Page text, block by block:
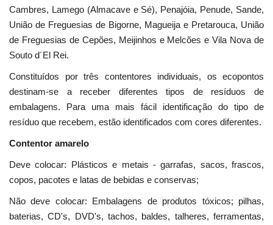
Cambres, Lamego (Almacave e Sé), Penajóia, Penude, Sande,
União de Freguesias de Bigorne, Magueija e Pretarouca, União
de Freguesias de Cepões, Meijinhos e Melcões e Vila Nova de
Souto d´El Rei.
Constituídos por três contentores individuais, os ecopontos
destinam-se a receber diferentes tipos de resíduos de
embalagens. Para uma mais fácil identificação do tipo de
resíduo que recebem, estão identificados com cores diferentes.
Contentor amarelo
Deve colocar: Plásticos e metais - garrafas, sacos, frascos,
copos, pacotes e latas de bebidas e conservas;
Não deve colocar: Embalagens de produtos tóxicos; pilhas,
baterias, CD's, DVD's, tachos, baldes, talheres, ferramentas,